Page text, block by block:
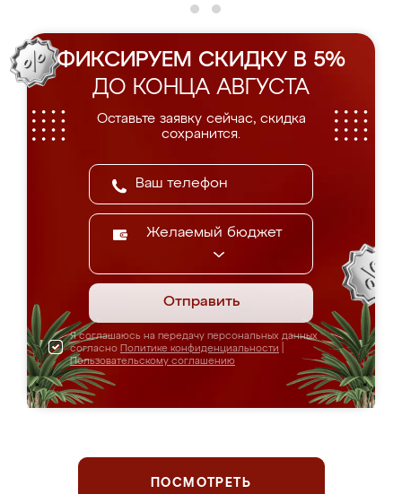
ФИКСИРУЕМ СКИДКУ В 5%
ДО КОНЦА АВГУСТА
Оставьте заявку сейчас, скидка
сохранится.
Желаемый бюджет
Отправить
Я соглашаюсь на передачу персональных данных
согласно Политике конфиденциальности
Пользовательскому соглашению
ПОСМОТРЕТЬ